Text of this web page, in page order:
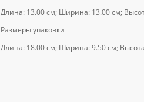
Длина: 13.00 см; Ширина: 13.00 см;
Размеры упаковки
Длина: 18.00 см; Ширина: 9.50 см;